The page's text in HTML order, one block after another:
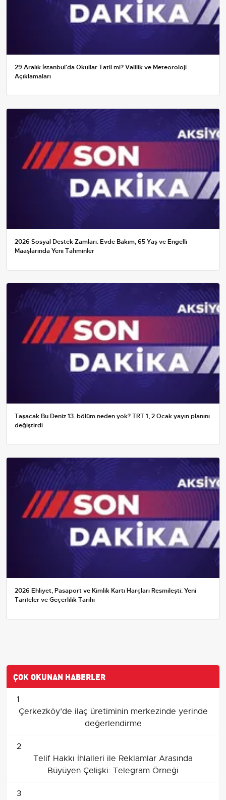
29 Aralık İstanbul'da Okullar Tatil mi? Valilik ve Meteoroloji
Açıklamaları
2026 Sosyal Destek Zamları: Evde Bakım, 65 Yaş ve Engelli
Maaşlarında Yeni Tahminler
Taşacak Bu Deniz 13. bölüm neden yok? TRT 1, 2 Ocak yayın planını
değiştirdi
2026 Ehliyet, Pasaport ve Kimlik Kartı Harçları Resmileşti: Yeni
Tarifeler ve Geçerlilik Tarihi
ÇOK OKUNAN HABERLER
1
Çerkezköy’de ilaç üretiminin merkezinde yerinde
değerlendirme
2
Telif Hakkı İhlalleri ile Reklamlar Arasında
Büyüyen Çelişki: Telegram Örneği
3